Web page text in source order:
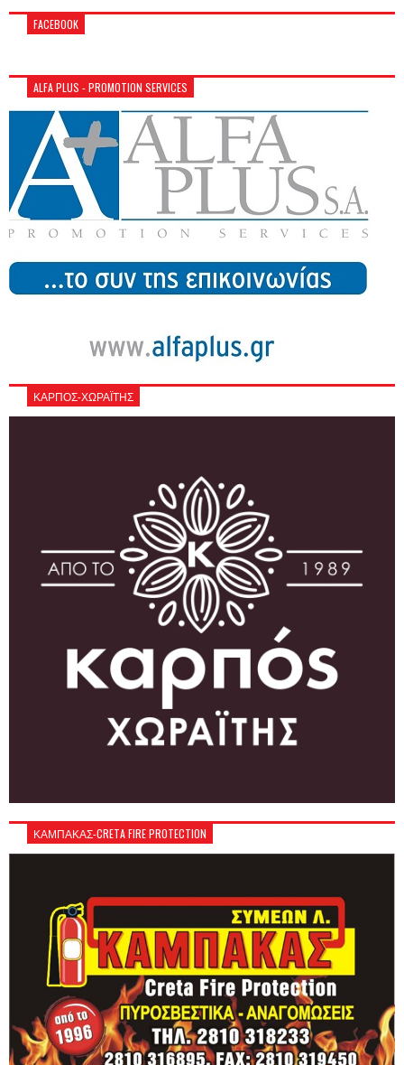
FACEBOOK
ALFA PLUS - PROMOTION SERVICES
ΚΑΡΠΟΣ-ΧΩΡΑΪΤΗΣ
ΚΑΜΠΑΚΑΣ-CRETA FIRE PROTECTION